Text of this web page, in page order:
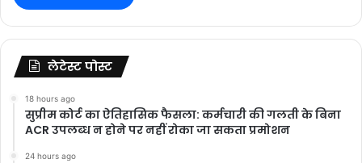
लेटेस्ट पोस्ट
18 hours ago
सुप्रीम कोर्ट का ऐतिहासिक फैसला: कर्मचारी की गलती के बिना
ACR उपलब्ध न होने पर नहीं रोका जा सकता प्रमोशन
24 hours ago